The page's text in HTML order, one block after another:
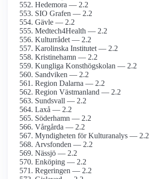
Hedemora — 2.2
SIO Grafen — 2.2
Gävle — 2.2
Medtech4Health — 2.2
Kulturrådet — 2.2
Karolinska Institutet — 2.2
Kristinehamn — 2.2
Kungliga Konsthögskolan — 2.2
Sandviken — 2.2
Region Dalarna — 2.2
Region Västmanland — 2.2
Sundsvall — 2.2
Laxå — 2.2
Söderhamn — 2.2
Vårgårda — 2.2
Myndigheten för Kulturanalys — 2.2
Arvsfonden — 2.2
Nässjö — 2.2
Enköping — 2.2
Regeringen — 2.2